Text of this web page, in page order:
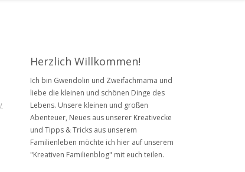
Herzlich Willkommen!
Ich bin Gwendolin und Zweifachmama und
liebe die kleinen und schönen Dinge des
Lebens. Unsere kleinen und großen
Abenteuer, Neues aus unserer Kreativecke
und Tipps & Tricks aus unserem
Familienleben möchte ich hier auf unserem
"Kreativen Familienblog" mit euch teilen.